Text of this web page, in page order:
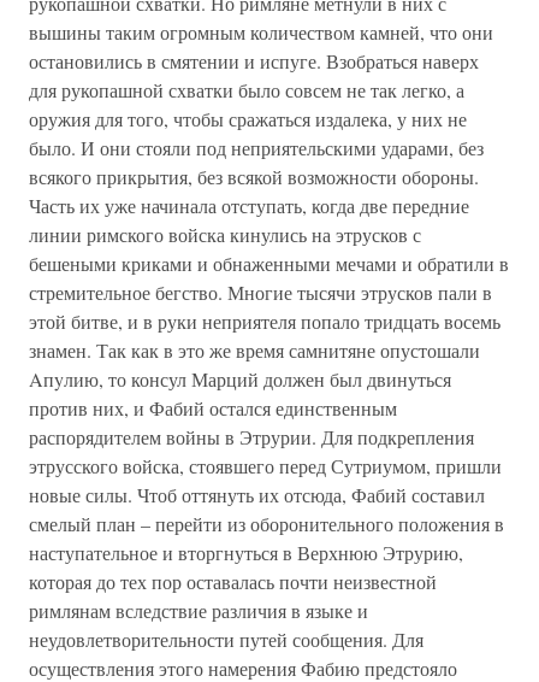
вышины таким огромным количеством камней, что они
остановились в смятении и испуге. Взобраться наверх
для рукопашной схватки было совсем не так легко, а
оружия для того, чтобы сражаться издалека, у них не
было. И они стояли под неприятельскими ударами, без
всякого прикрытия, без всякой возможности обороны.
Часть их уже начинала отступать, когда две передние
линии римского войска кинулись на этрусков с
бешеными криками и обнаженными мечами и обратили в
стремительное бегство. Многие тысячи этрусков пали в
этой битве, и в руки неприятеля попало тридцать восемь
знамен. Так как в это же время самнитяне опустошали
Aпyлию, то консул Марций должен был двинуться
против них, и Фабий остался единственным
распорядителем войны в Этрурии. Для подкрепления
этрусского войска, стоявшего перед Сутриумом, пришли
новые силы. Чтоб оттянуть их отсюда, Фабий составил
смелый план – перейти из оборонительного положения в
наступательное и вторгнуться в Верхнюю Этрурию,
которая до тех пор оставалась почти неизвестной
римлянам вследствие различия в языке и
неудовлетворительности путей сообщения. Для
осуществления этого намерения Фабию предстояло